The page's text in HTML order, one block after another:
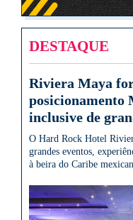
DESTAQUE
Riviera Maya
posicionamento
inclusive de
O Hard Rock Hotel
grandes eventos,
à beira do Caribe